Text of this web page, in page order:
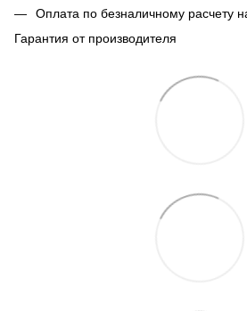
Оплата по безналичному расчету
Гарантия от производителя